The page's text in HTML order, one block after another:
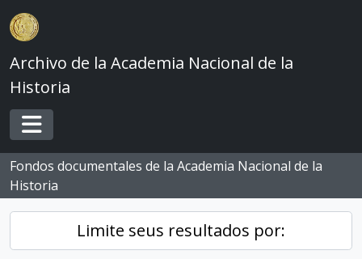
Skip to main content
Archivo de la Academia Nacional de la
Historia
Toggle navigation
Fondos documentales de la Academia Nacional de la
Historia
Limite seus resultados por: